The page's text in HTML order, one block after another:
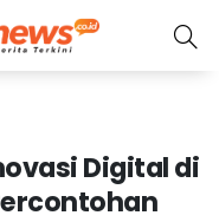
Digital di